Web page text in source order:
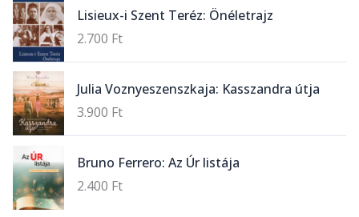
Lisieux-i Szent Teréz: Önéletrajz
2.700 Ft
Julia Voznyeszenszkaja: Kasszandra útja
3.900 Ft
Bruno Ferrero: Az Úr listája
2.400 Ft